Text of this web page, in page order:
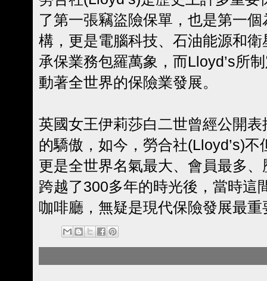
了第一張竊盜險保單，也是第一
構，更是電腦科技、石油能源和
承保業務包羅萬象，而Lloyd’s所
動著全世界的保險業發展。
英國女王伊莉莎白二世曾經公開
的驕傲，如今，勞合社(Lloyd’s)不
更是全世界名氣最大、會員最多
跨越了300多年的時光後，當時這
咖啡廳，無疑是現代保險發展最重